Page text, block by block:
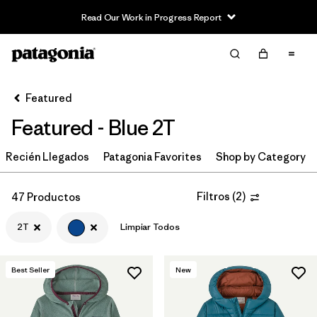
Read Our Work in Progress Report
Filter & Sort Limpiar Todos
Ordenar Por
Filtrar por
Category
Filtrar por
Price
Filtrar por
Size
Filtrar por
Fit
Filtrar por
Color 1
Featured
Featured - Blue 2T
Recién Llegados Patagonia Favorites Shop by Category
47 Productos Filtros (2)
2T Limpiar Todos
Best Seller New